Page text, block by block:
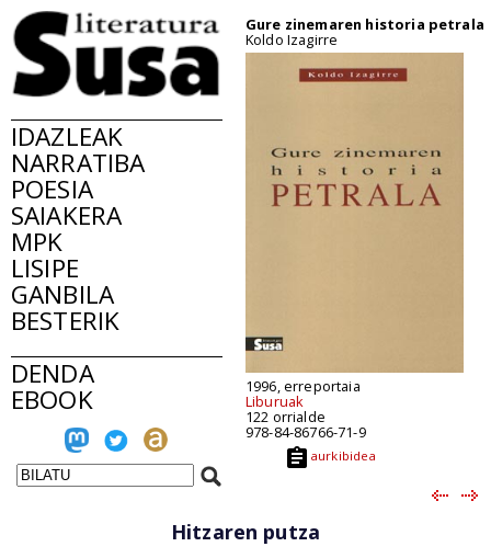
IDAZLEAK
NARRATIBA
POESIA
SAIAKERA
MPK
LISIPE
GANBILA
BESTERIK
DENDA
EBOOK
Gure zinemaren historia petrala
Koldo Izagirre
1996, erreportaia
Liburuak
122 orrialde
978-84-86766-71-9
aurkibidea
Hitzaren putza